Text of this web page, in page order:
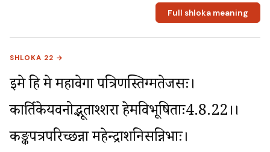
Full shloka meaning
SHLOKA 22 →
इमे हि मे महावेगा पत्रिणस्तिग्मतेजसः।
कार्तिकेयवनोद्भूताश्शरा हेमविभूषिताः4.8.22।।
कङ्कपत्रपरिच्छन्ना महेन्द्राशनिसन्निभाः।